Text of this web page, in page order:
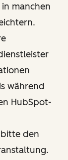
manchen
während
HubSpot-
den